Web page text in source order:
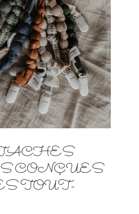
CONÇUES
TOUT-